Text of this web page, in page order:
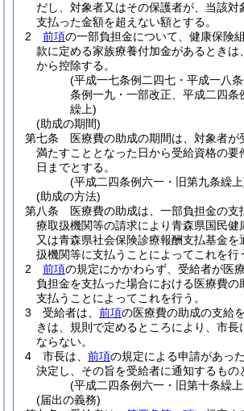
だし、対象者又はその保護者が、当該対
支払った金額を超えない額とする。
2
前項の一部負担金について、健康保険
款に定める家族療養付加金があるときは
から控除する。
(平成一七条例二四七・平成一八
条例一九・一部改正、平成二四条
繰上)
(助成の期間)
第七条
医療費の助成の期間は、対象者が
満たすこととなった日から受給資格の要
日までとする。
(平成二四条例六一・旧第九条繰
(助成の方法)
第八条
医療費の助成は、一部負担金の支
療取扱機関等の請求により青森県国民健
又は青森県社会保険診療報酬支払基金を
扱機関等に支払うことによってこれを行
2
前項の規定にかかわらず、受給者が医
負担金を支払った場合における医療費の
支払うことによってこれを行う。
3
受給者は、 前項の医療費の助成の支給
きは、規則で定めるところにより、市長
ならない。
4
市長は、 前項の規定による申請があっ
決定し、その旨を受給者に通知するもの
(平成二四条例六一・旧第十条繰
(届出の義務)